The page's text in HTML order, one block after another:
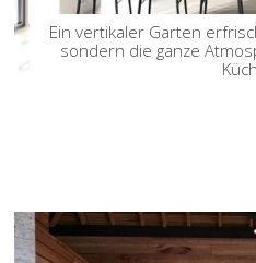
Ein vertikaler Garten
sondern die ganze